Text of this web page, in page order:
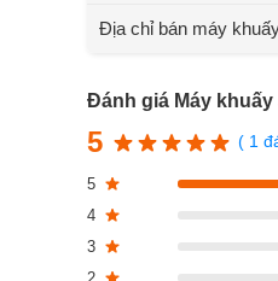
Máy sử dụng động cơ
Hệ thống ben thủy lực:
Khung gá vật liệu gia
Địa chỉ bán máy
Đánh giá Máy khuấy
5 ( 1
5
4
3